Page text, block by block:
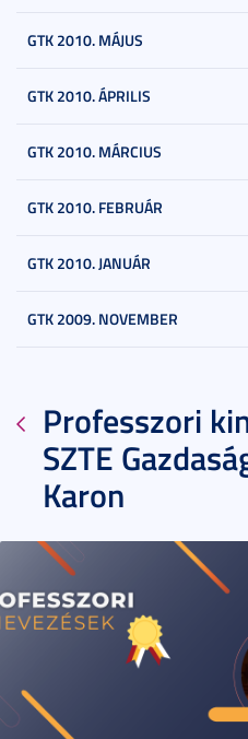
GTK 2010. MÁJUS
GTK 2010. ÁPRILIS
GTK 2010. MÁRCIUS
GTK 2010. FEBRUÁR
GTK 2010. JANUÁR
GTK 2009. NOVEMBER
Professzori
SZTE
Karon